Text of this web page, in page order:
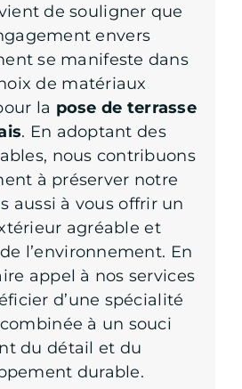
de souligner que
envers
se manifeste dans
de matériaux
la pose de terrasse
. En adoptant des
nous contribuons
à préserver notre
aussi à vous offrir un
agréable et
l’environnement. En
appel à nos services
d’une spécialité
à un souci
du détail et du
durable.